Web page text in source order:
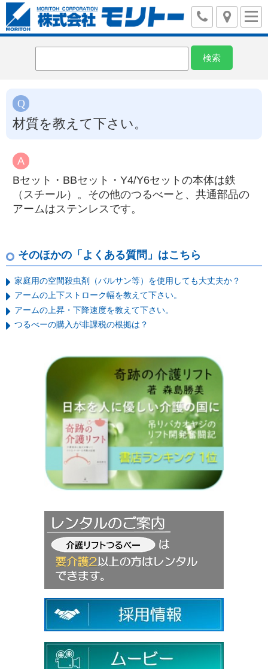
材質を教えて下さい。
Bセット・BBセット・Y4/Y6セットの本体は鉄
（スチール）。その他のつるべーと、共通部品の
アームはステンレスです。
そのほかの「よくある質問」はこちら
家庭用の空間殺虫剤（バルサン等）を使用しても大丈夫か？
アームの上下ストローク幅を教えて下さい。
アームの上昇・下降速度を教えて下さい。
つるべーの購入が非課税の根拠は？